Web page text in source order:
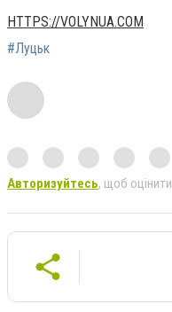
HTTPS://VOLYNUA.COM
#Луцьк
Авторизуйтесь, щоб оцінити